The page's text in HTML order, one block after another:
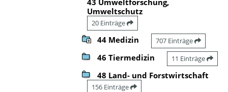
Umweltschutz
20 Einträge
44 Medizin 707 Einträge
46 Tiermedizin 11 Einträge
48 Land- und Forstwirtschaft
156 Einträge